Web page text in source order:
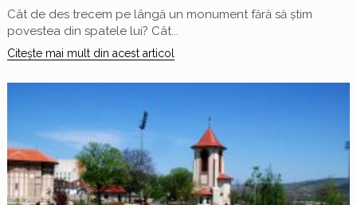
Cât de des trecem pe lângă un monument fără să știm
povestea din spatele lui? Cât...
Citește mai mult din acest articol